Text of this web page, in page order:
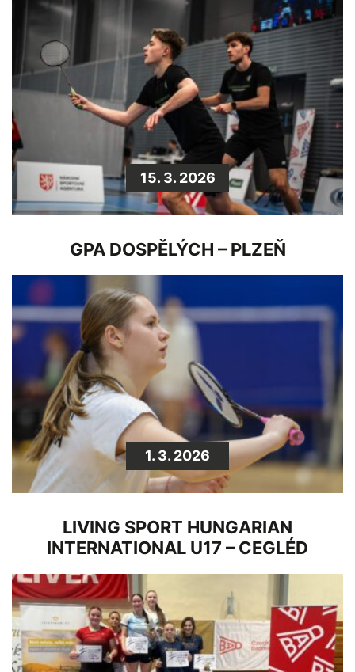
15. 3. 2026
GPA DOSPĚLÝCH – PLZEŇ
1. 3. 2026
LIVING SPORT HUNGARIAN
INTERNATIONAL U17 – CEGLÉD